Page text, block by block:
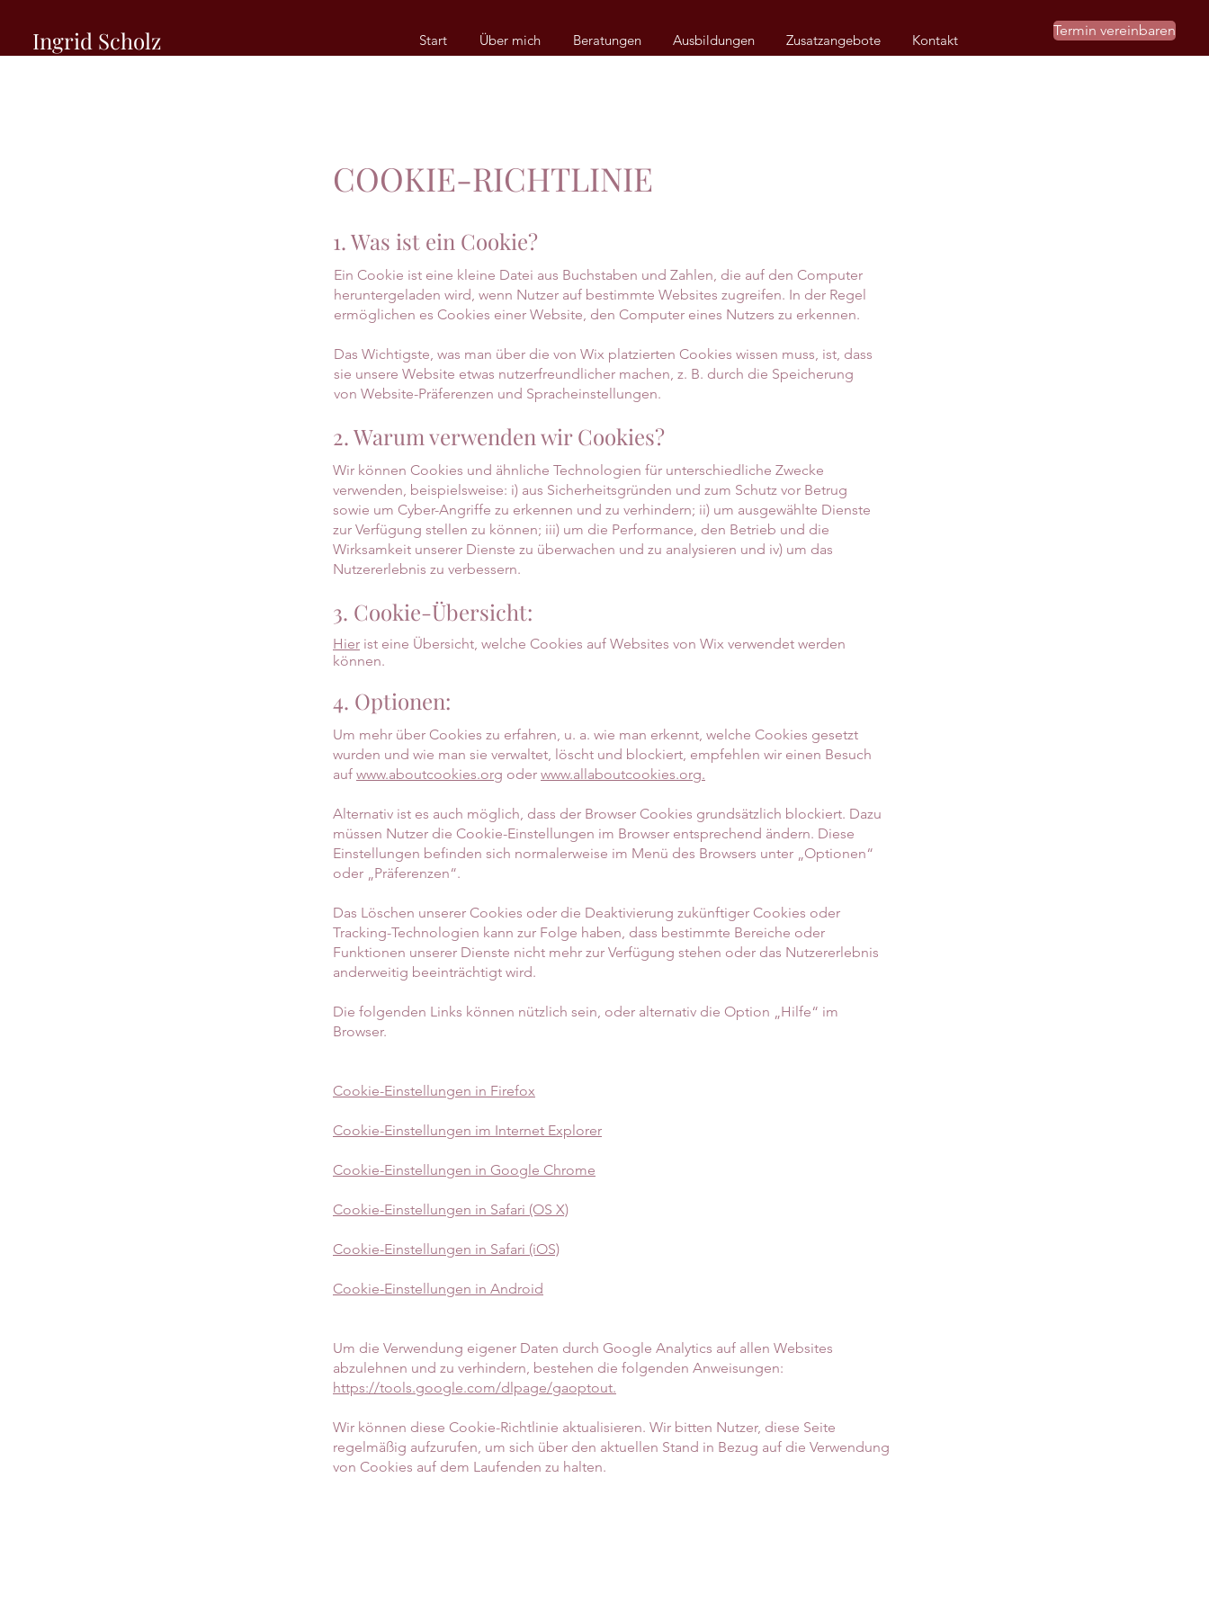
Ingrid Scholz Start Über mich Beratungen Ausbildungen Zusatzangebote Kontakt
Termin vereinbaren
COOKIE-RICHTLINIE
1. Was ist ein Cookie?
Ein Cookie ist eine kleine Datei aus Buchstaben und Zahlen, die auf den Computer
heruntergeladen wird, wenn Nutzer auf bestimmte Websites zugreifen. In der Regel
ermöglichen es Cookies einer Website, den Computer eines Nutzers zu erkennen.
Das Wichtigste, was man über die von Wix platzierten Cookies wissen muss, ist, dass
sie unsere Website etwas nutzerfreundlicher machen, z. B. durch die Speicherung
von Website-Präferenzen und Spracheinstellungen.
2. Warum verwenden wir Cookies?
Wir können Cookies und ähnliche Technologien für unterschiedliche Zwecke
verwenden, beispielsweise: i) aus Sicherheitsgründen und zum Schutz vor Betrug
sowie um Cyber-Angriffe zu erkennen und zu verhindern; ii) um ausgewählte Dienste
zur Verfügung stellen zu können; iii) um die Performance, den Betrieb und die
Wirksamkeit unserer Dienste zu überwachen und zu analysieren und iv) um das
Nutzererlebnis zu verbessern.
3. Cookie-Übersicht:
Hier ist eine Übersicht, welche Cookies auf Websites von Wix verwendet werden
können.
4. Optionen:
Um mehr über Cookies zu erfahren, u. a. wie man erkennt, welche Cookies gesetzt
wurden und wie man sie verwaltet, löscht und blockiert, empfehlen wir einen Besuch
auf www.aboutcookies.org oder www.allaboutcookies.org.
Alternativ ist es auch möglich, dass der Browser Cookies grundsätzlich blockiert. Dazu
müssen Nutzer die Cookie-Einstellungen im Browser entsprechend ändern. Diese
Einstellungen befinden sich normalerweise im Menü des Browsers unter „Optionen“
oder „Präferenzen“.
Das Löschen unserer Cookies oder die Deaktivierung zukünftiger Cookies oder
Tracking-Technologien kann zur Folge haben, dass bestimmte Bereiche oder
Funktionen unserer Dienste nicht mehr zur Verfügung stehen oder das Nutzererlebnis
anderweitig beeinträchtigt wird.
Die folgenden Links können nützlich sein, oder alternativ die Option „Hilfe“ im
Browser.
Cookie-Einstellungen in Firefox
Cookie-Einstellungen im Internet Explorer
Cookie-Einstellungen in Google Chrome
Cookie-Einstellungen in Safari (OS X)
Cookie-Einstellungen in Safari (iOS)
Cookie-Einstellungen in Android
Um die Verwendung eigener Daten durch Google Analytics auf allen Websites
abzulehnen und zu verhindern, bestehen die folgenden Anweisungen:
https://tools.google.com/dlpage/gaoptout.
Wir können diese Cookie-Richtlinie aktualisieren. Wir bitten Nutzer, diese Seite
regelmäßig aufzurufen, um sich über den aktuellen Stand in Bezug auf die Verwendung
von Cookies auf dem Laufenden zu halten.